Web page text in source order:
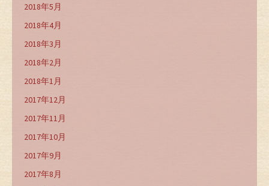
2018年5月
2018年4月
2018年3月
2018年2月
2018年1月
2017年12月
2017年11月
2017年10月
2017年9月
2017年8月